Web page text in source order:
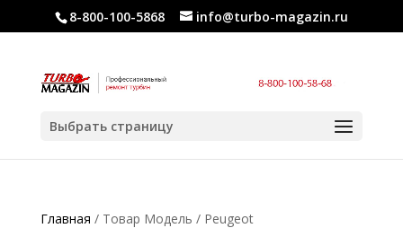
8-800-100-5868 info@turbo-magazin.ru
Выбрать страницу
Главная / Товар Модель / Peugeot